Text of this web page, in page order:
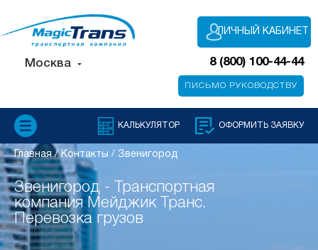
Москва 8 (800) 100-44-44
ЛИЧНЫЙ КАБИНЕТ
ПИСЬМО РУКОВОДСТВУ
КАЛЬКУЛЯТОР ОФОРМИТЬ ЗАЯВКУ
Главная/Контакты / Звенигород
Звенигород - Транспортная
компания Мейджик Транс.
Перевозка грузов